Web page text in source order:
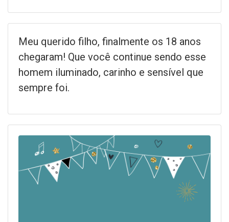
Meu querido filho, finalmente os 18 anos
chegaram! Que você continue sendo esse
homem iluminado, carinho e sensível que
sempre foi.